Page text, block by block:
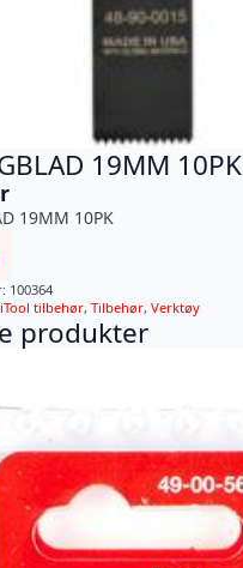
19MM 10PK
19MM 10PK
100364
tilbehør, Tilbehør, Verktøy
produkter